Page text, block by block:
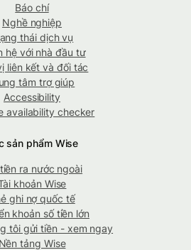
Báo chí
Nghề nghiệp
thái dịch vụ
hệ với nhà đầu tư
liên kết và đối tác
tâm trợ giúp
Accessibility
availability checker
sản phẩm Wise
ra nước ngoài
khoản Wise
ghi nợ quốc tế
khoản số tiền lớn
tôi gửi tiền - xem ngay
Nền tảng Wise